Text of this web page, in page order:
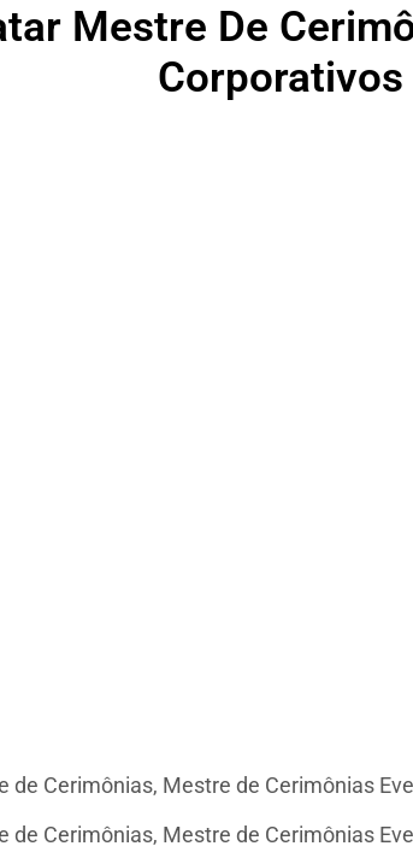
Mestre De
de Cerimônias, Mestre de Cerimônias
de Cerimônias, Mestre de Cerimônias